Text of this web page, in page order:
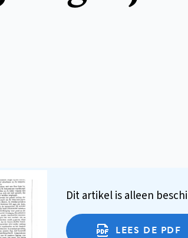
Dit artikel is alleen
LEES DE PDF